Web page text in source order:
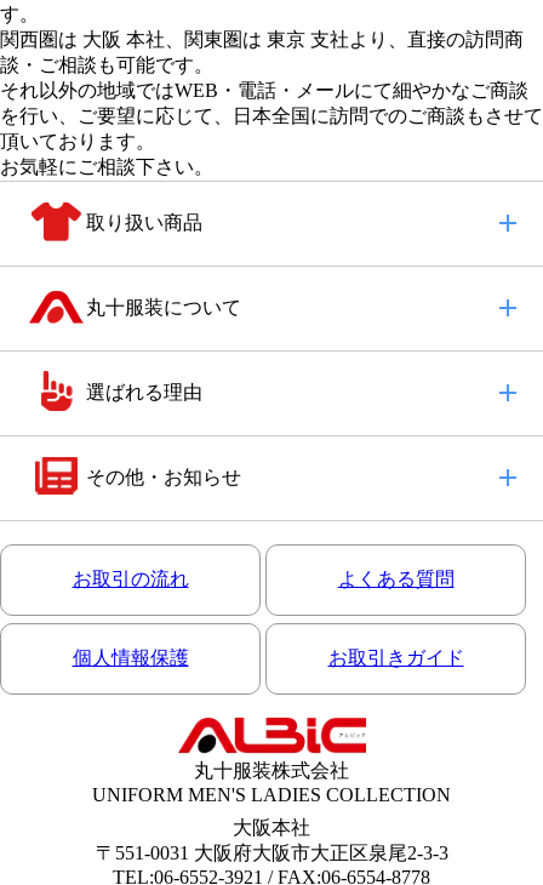
す。
関西圏は 大阪 本社
関東圏は 東京 支社より、直接の訪問商
談・ご相談も可能です。
それ以外の地域ではWEB・電話・メールにて細やかなご商談
を行い、
ご要望に応じて、日本全国に訪問でのご商談もさせて
頂いております。
お気軽にご相談下さい。
取り扱い商品
丸十服装について
選ばれる理由
その他・お知らせ
お取引の流れ よくある質問
個人情報保護 お取引きガイド
丸十服装株式会社
UNIFORM MEN'S LADIES COLLECTION
大阪本社
〒551-0031 大阪府大阪市大正区泉尾2-3-3
TEL:06-6552-3921 / FAX:06-6554-8778